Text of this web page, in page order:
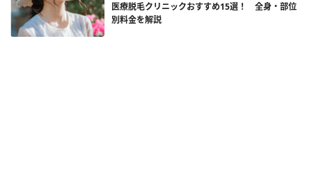
医療脱毛クリニックおすすめ15選！ 全身・部位
別料金を解説